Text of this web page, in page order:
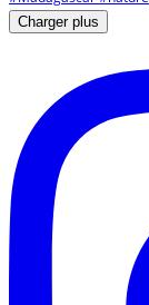
Charger plus